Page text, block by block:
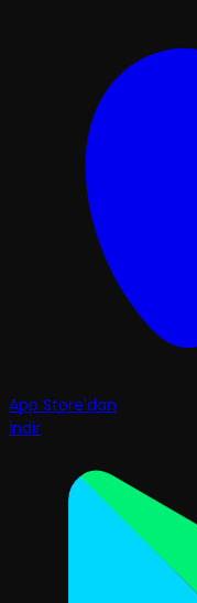
App Store'dan
İndir